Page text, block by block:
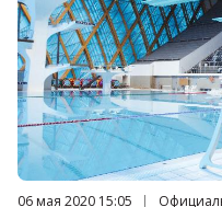
Дата публикации:
06 мая 2020 15:05